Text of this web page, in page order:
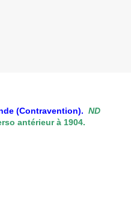
(Contravention). ND
antérieur à 1904.